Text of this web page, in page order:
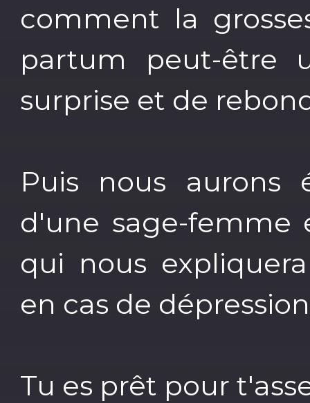
comment la
partum peut-être
surprise et de
Puis nous aurons
d'une sage-femme
qui nous
en cas de
Tu es prêt pour